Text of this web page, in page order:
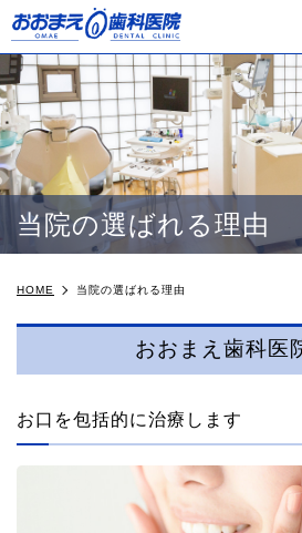
当院の選ばれる理由
HOME 当院の選ばれる理由
おおまえ歯科医
お口を包括的に治療します